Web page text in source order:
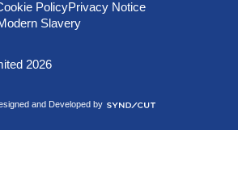
2026
PolicyPrivacy Notice
Slavery
and Developed by Syndicut